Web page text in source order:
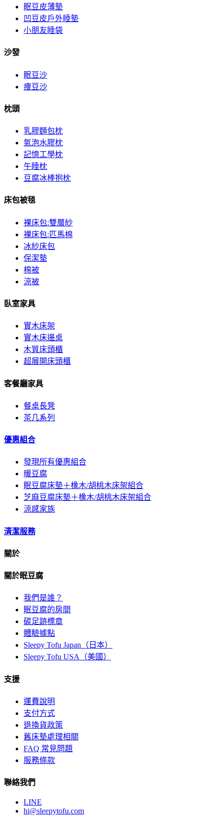
眠豆皮薄墊
凹豆皮戶外睡墊
小朋友睡袋
沙發
眠豆沙
痩豆沙
枕頭
乳膠麵包枕
氣泡水膠枕
記憶工學枕
午睡枕
豆腐冰棒抱枕
床包被毯
裸床包:雙層紗
裸床包:匹馬棉
冰紗床包
保潔墊
棉被
涼被
臥室家具
實木床架
實木床邊桌
木質床頭櫃
超展開床頭櫃
客餐廳家具
餐桌長凳
茶几系列
優惠組合
發現所有優惠組合
暖豆腐
眠豆腐床墊＋橡木/胡桃木床架組合
芝麻豆腐床墊＋橡木/胡桃木床架組合
涼感家族
清潔服務
關於
關於眠豆腐
我們是誰？
眠豆腐的房間
碳足跡標章
體驗據點
Sleepy Tofu Japan（日本）
Sleepy Tofu USA（美國）
支援
運費說明
支付方式
退換貨政策
舊床墊處理相關
FAQ 常見問題
服務條款
聯絡我們
LINE
hi@sleepytofu.com